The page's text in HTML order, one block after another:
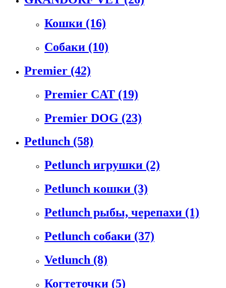
Кошки (16)
Собаки (10)
Premier (42)
Premier CAT (19)
Premier DOG (23)
Petlunch (58)
Petlunch игрушки (2)
Petlunch кошки (3)
Petlunch рыбы, черепахи (1)
Petlunch собаки (37)
Vetlunch (8)
Когтеточки (5)